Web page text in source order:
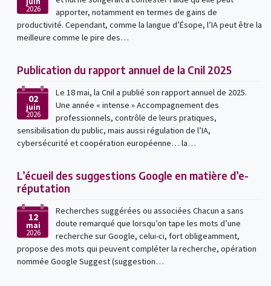
2026
apporter, notamment en termes de gains de
productivité. Cependant, comme la langue d’Ésope, l’IA peut être la
meilleure comme le pire des…
Publication du rapport annuel de la Cnil 2025
02
juin
2026
Le 18 mai, la Cnil a publié son rapport annuel de 2025.
Une année « intense » Accompagnement des
professionnels, contrôle de leurs pratiques,
sensibilisation du public, mais aussi régulation de l’IA,
cybersécurité et coopération européenne… la…
L’écueil des suggestions Google en matière d’e-
réputation
12
mai
2026
Recherches suggérées ou associées Chacun a sans
doute remarqué que lorsqu’on tape les mots d’une
recherche sur Google, celui-ci, fort obligeamment,
propose des mots qui peuvent compléter la recherche, opération
nommée Google Suggest (suggestion…